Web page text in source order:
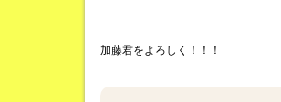
加藤君をよろしく！！！